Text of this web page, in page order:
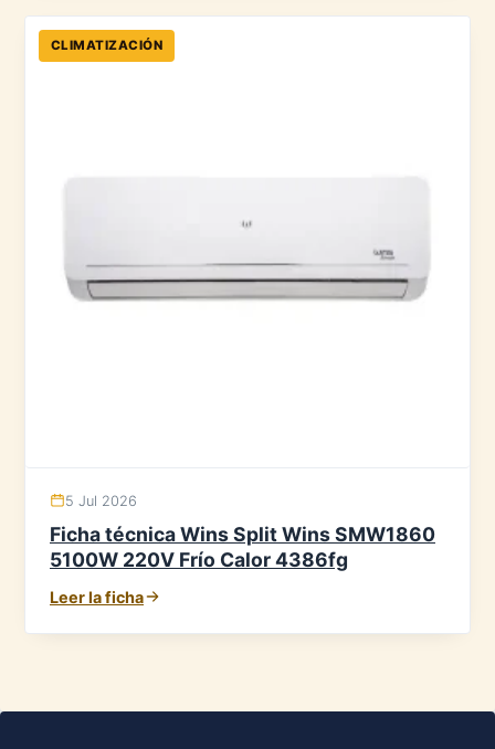
CLIMATIZACIÓN
5 Jul 2026
Ficha técnica Wins Split Wins SMW1860
5100W 220V Frío Calor 4386fg
Leer la ficha